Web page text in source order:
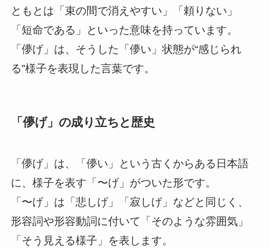
ともとは「束の間で消えやすい」「頼りない」
「短命である」といった意味を持っています。
「儚げ」は、そうした「儚い」状態が“感じられ
る”様子を表現した言葉です。
「儚げ」の成り立ちと歴史
「儚げ」は、「儚い」という古くからある日本語
に、様子を表す「〜げ」がついた形です。
「〜げ」は「悲しげ」「寂しげ」などと同じく、
形容詞や形容動詞に付いて「そのような雰囲気」
「そう見える様子」を表します。